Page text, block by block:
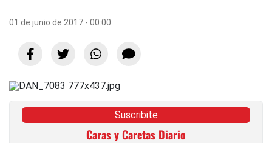
01 de junio de 2017 - 00:00
Suscribite
Caras y Caretas Diario